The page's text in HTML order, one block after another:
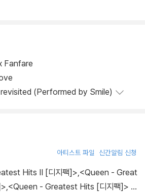
Fanfare
(Performed by Smile)
아티스트 파일 신간알림 신청
Hits II [디지팩]>,<Queen - Great
,<Queen - Greatest Hits [디지팩]> …